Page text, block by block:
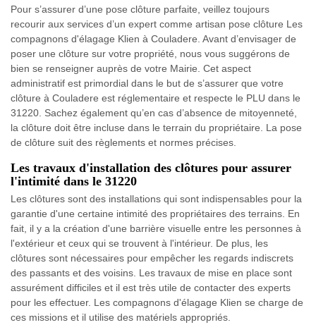
Pour s’assurer d’une pose clôture parfaite, veillez toujours
recourir aux services d’un expert comme artisan pose clôture Les
compagnons d'élagage Klien à Couladere. Avant d’envisager de
poser une clôture sur votre propriété, nous vous suggérons de
bien se renseigner auprès de votre Mairie. Cet aspect
administratif est primordial dans le but de s’assurer que votre
clôture à Couladere est réglementaire et respecte le PLU dans le
31220. Sachez également qu’en cas d’absence de mitoyenneté,
la clôture doit être incluse dans le terrain du propriétaire. La pose
de clôture suit des règlements et normes précises.
Les travaux d'installation des clôtures pour assurer
l'intimité dans le 31220
Les clôtures sont des installations qui sont indispensables pour la
garantie d'une certaine intimité des propriétaires des terrains. En
fait, il y a la création d'une barrière visuelle entre les personnes à
l'extérieur et ceux qui se trouvent à l'intérieur. De plus, les
clôtures sont nécessaires pour empêcher les regards indiscrets
des passants et des voisins. Les travaux de mise en place sont
assurément difficiles et il est très utile de contacter des experts
pour les effectuer. Les compagnons d'élagage Klien se charge de
ces missions et il utilise des matériels appropriés.